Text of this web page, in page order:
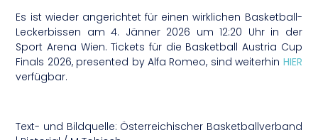
Es ist wieder angerichtet für einen wirklichen Basketball-
Leckerbissen am 4. Jänner 2026 um 12:20 Uhr in der
Sport Arena Wien. Tickets für die Basketball Austria Cup
Finals 2026, presented by Alfa Romeo, sind weiterhin HIER
verfügbar.
Text- und Bildquelle: Österreichischer Basketballverband